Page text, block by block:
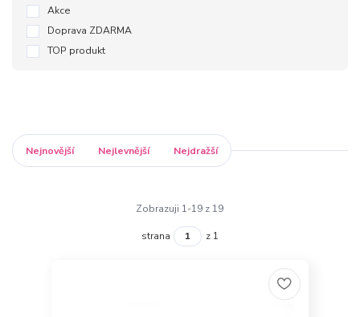
Akce
Doprava ZDARMA
TOP produkt
Nejnovější Nejlevnější Nejdražší
Zobrazuji 1-19 z 19
strana z 1